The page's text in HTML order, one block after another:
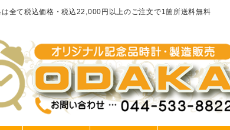
は全て税込価格・税込22,000円以上のご注文で1箇所送料無料